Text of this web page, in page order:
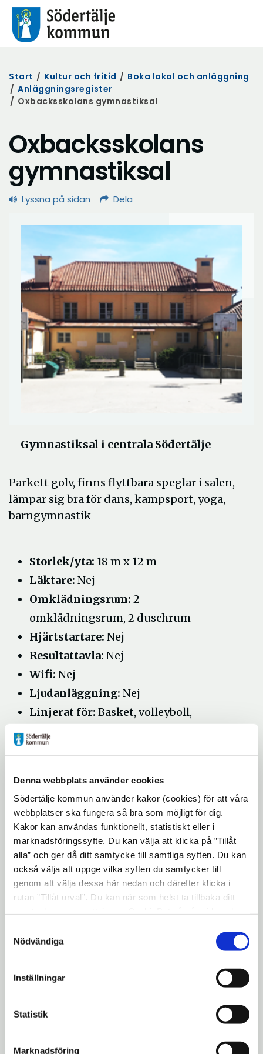
Denna webbplats använder cookies
Södertälje kommun använder kakor (cookies) för att våra
webbplatser ska fungera så bra som möjligt för dig.
Kakor kan användas funktionellt, statistiskt eller i
marknadsföringssyfte. Du kan välja att klicka på ”Tillåt
alla” och ger då ditt samtycke till samtliga syften. Du kan
också välja att uppge vilka syften du samtycker till
genom att välja dessa här nedan och därefter klicka i
rutan ”Tillåt urval”. Du kan när som helst ta tillbaka ditt
"Visa detaljer" kan du läsa om hur kakorna används och
hur vi och våra leverantörer inhämtar och behandlar
Nödvändiga
Inställningar
Statistik
Marknadsföring
Start / Kultur och fritid / Boka lokal och anläggning
/ Anläggningsregister
/ Oxbacksskolans gymnastiksal
Oxbacksskolans
gymnastiksal
Lyssna på sidan Dela
Gymnastiksal i centrala Södertälje
Parkett golv, finns flyttbara speglar i salen,
lämpar sig bra för dans, kampsport, yoga,
barngymnastik
Storlek/yta: 18 m x 12 m
Läktare: Nej
Omklädningsrum: 2
omklädningsrum, 2 duschrum
Hjärtstartare: Nej
Resultattavla: Nej
Wifi: Nej
Ljudanläggning: Nej
Linjerat för: Basket, volleyboll,
badminton
Passersystem:Passertagg
Driftansvarig:Södertälje kommun,
anläggning
Adress:Bellevuegatan 6-8